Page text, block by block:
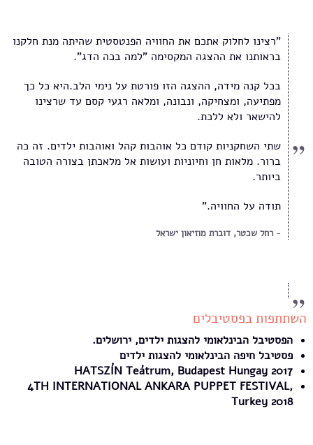
"רצינו לחלוק אתכם את החוויה הפנטסטית שהיתה מנת חלקנו
בראותנו את ההצגה המקסימה "למה בכה הדג".
בכל קנה מידה, ההצגה הזו פורטת על נימי הלב.היא כל כך
מפתיעה, ומצחיקה, ונבונה, ומלאה רגעי קסם עד שרצינו
להישאר ולא ללכת.
שתי השחקניות קודם כל אוהבות קהל ואוהבות ילדים. זה כה
ברור. מלאות חן וחיוניות ועושות אל מלאכתן בצורה הטובה
ביותר.
תודה על החוויה."
רחל שכטר, דוברת מוזיאון ישראל
השתתפות בפסטיבלים
הפסטיבל הבינלאומי להצגות ילדים, ירושלים.
פסטיבל חיפה הבינלאומי להצגות ילדים
HATSZÍN Teátrum, Budapest Hungay 2017
4TH INTERNATIONAL ANKARA PUPPET FESTIVAL,
Turkey 2018